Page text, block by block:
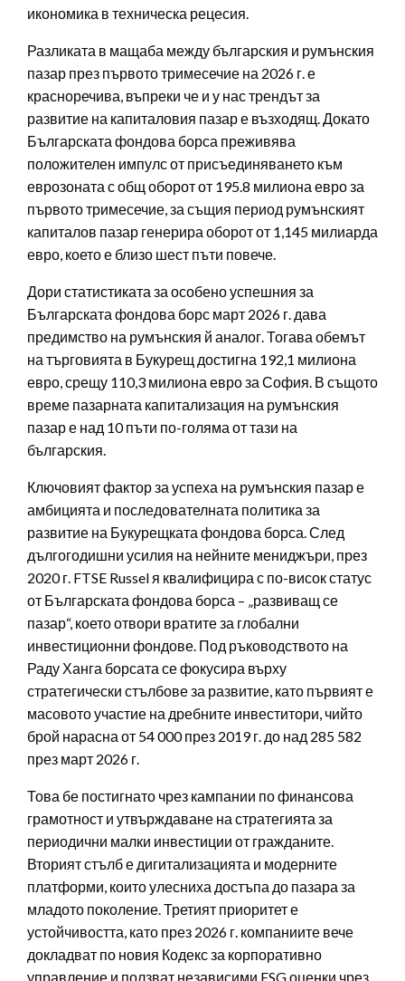
икономика в техническа рецесия.
Разликата в мащаба между българския и румънския
пазар през първото тримесечие на 2026 г. е
красноречива, въпреки че и у нас трендът за
развитие на капиталовия пазар е възходящ. Докато
Българската фондова борса преживява
положителен импулс от присъединяването към
еврозоната с общ оборот от 195.8 милиона евро за
първото тримесечие, за същия период румънският
капиталов пазар генерира оборот от 1,145 милиарда
евро, което е близо шест пъти повече.
Дори статистиката за особено успешния за
Българската фондова борс март 2026 г. дава
предимство на румънския й аналог. Тогава обемът
на търговията в Букурещ достигна 192,1 милиона
евро, срещу 110,3 милиона евро за София. В същото
време пазарната капитализация на румънския
пазар е над 10 пъти по-голяма от тази на
българския.
Ключовият фактор за успеха на румънския пазар е
амбицията и последователната политика за
развитие на Букурещката фондова борса. След
дългогодишни усилия на нейните мениджъри, през
2020 г. FTSE Russel я квалифицира с по-висок статус
от Българската фондова борса – „развиващ се
пазар“, което отвори вратите за глобални
инвестиционни фондове. Под ръководството на
Раду Ханга борсата се фокусира върху
стратегически стълбове за развитие, като първият е
масовото участие на дребните инвеститори, чийто
брой нарасна от 54 000 през 2019 г. до над 285 582
през март 2026 г.
Това бе постигнато чрез кампании по финансова
грамотност и утвърждаване на стратегията за
периодични малки инвестиции от гражданите.
Вторият стълб е дигитализацията и модерните
платформи, които улесниха достъпа до пазара за
младото поколение. Третият приоритет е
устойчивостта, като през 2026 г. компаниите вече
докладват по новия Кодекс за корпоративно
управление и ползват независими ESG оценки чрез